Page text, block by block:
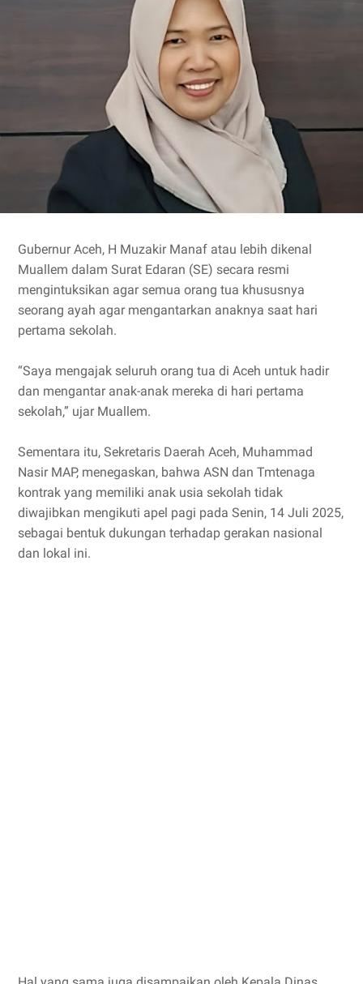
Gubernur Aceh, H Muzakir Manaf atau lebih dikenal
Muallem dalam Surat Edaran (SE) secara resmi
mengintuksikan agar semua orang tua khususnya
seorang ayah agar mengantarkan anaknya saat hari
pertama sekolah.
“Saya mengajak seluruh orang tua di Aceh untuk hadir
dan mengantar anak-anak mereka di hari pertama
sekolah,” ujar Muallem.
Sementara itu, Sekretaris Daerah Aceh, Muhammad
Nasir MAP, menegaskan, bahwa ASN dan Tmtenaga
kontrak yang memiliki anak usia sekolah tidak
diwajibkan mengikuti apel pagi pada Senin, 14 Juli 2025,
sebagai bentuk dukungan terhadap gerakan nasional
dan lokal ini.